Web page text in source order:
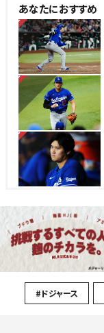
あなたにおすすめ
NEW
NEW
NEW
#ドジャース